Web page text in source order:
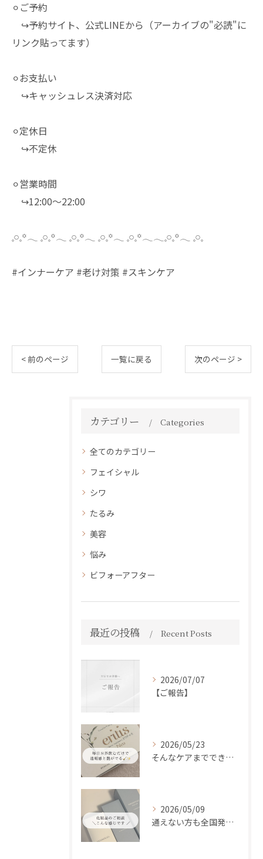
⚪︎ご予約
↪︎予約サイト、公式LINEから（アーカイブの"必読"に
リンク貼ってます）
⚪︎お支払い
↪︎キャッシュレス決済対応
⚪︎定休日
↪︎不定休
⚪︎営業時間
↪︎12:00～22:00
𓈒𓏸𓈒꙳𓂃 𓈒𓏸𓈒꙳𓂃 𓈒𓏸𓈒꙳𓂃 𓈒𓏸𓈒꙳𓂃 𓈒𓏸𓈒꙳𓂃𓂃𓈒𓏸𓈒꙳𓂃 𓈒𓏸𓈒
#インナーケア #老け対策 #スキンケア
< 前のページ 一覧に戻る 次のページ >
カテゴリー Categories
全てのカテゴリー
フェイシャル
シワ
たるみ
美容
悩み
ビフォーアフター
最近の投稿 Recent Posts
2026/07/07
【ご報告】
2026/05/23
そんなケアまでできるの！？
2026/05/09
通えない方も全国発送中📦✨